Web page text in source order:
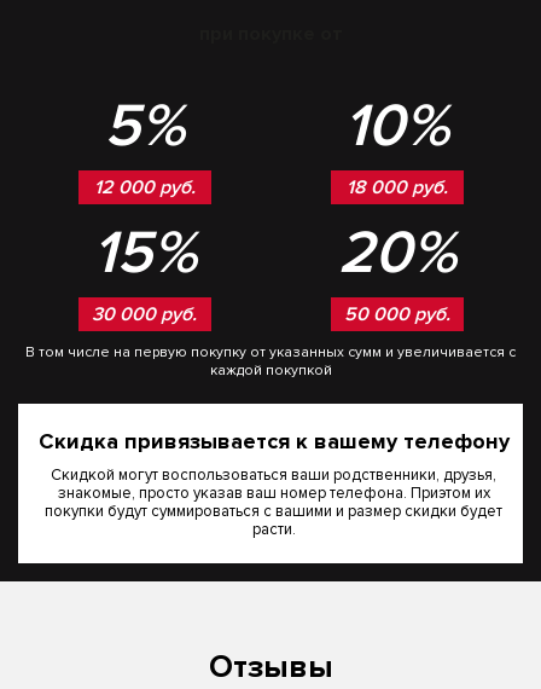
5%
12 000 руб.
10%
18 000 руб.
15%
30 000 руб.
20%
50 000 руб.
В том числе на первую покупку от указанных сумм и увеличивается с
каждой покупкой
Скидка привязывается к вашему телефону
Скидкой могут воспользоваться ваши родственники, друзья,
знакомые, просто указав ваш номер телефона. Приэтом их
покупки будут суммироваться с вашими и размер скидки будет
расти.
Отзывы